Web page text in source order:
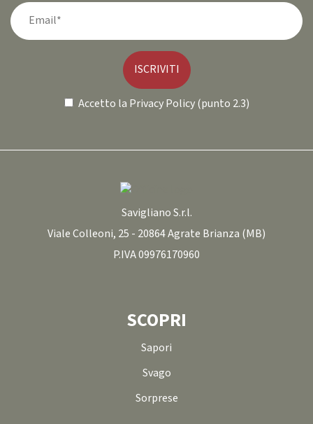
ISCRIVITI
Accetto la Privacy Policy (punto 2.3)
Savigliano S.r.l.
Viale Colleoni, 25 - 20864 Agrate Brianza (MB)
P.IVA 09976170960
SCOPRI
Sapori
Svago
Sorprese